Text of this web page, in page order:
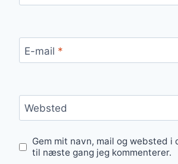
E-mail *
Websted
Gem mit navn, mail og websted i
til næste gang jeg kommenterer.